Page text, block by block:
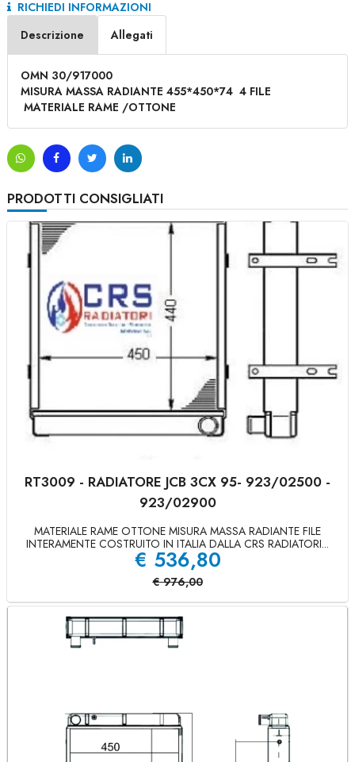
RICHIEDI INFORMAZIONI
Descrizione
Allegati
OMN 30/917000
MISURA MASSA RADIANTE 455*450*74 4 FILE
MATERIALE RAME /OTTONE
PRODOTTI CONSIGLIATI
RT3009 - RADIATORE JCB 3CX 95- 923/02500 -
923/02900
MATERIALE RAME OTTONE MISURA MASSA RADIANTE FILE
INTERAMENTE COSTRUITO IN ITALIA DALLA CRS RADIATORI...
€ 536,80
€ 976,00